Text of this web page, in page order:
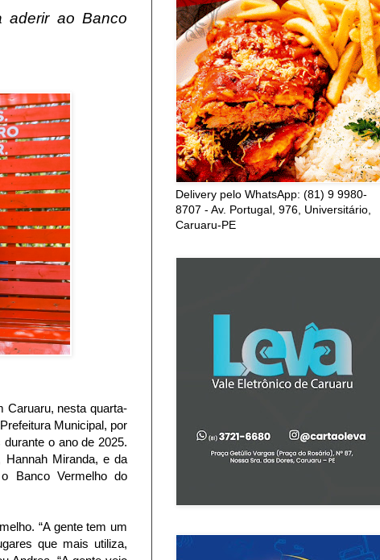
aderir ao Banco
Caruaru, nesta quarta-
Municipal, por
o ano de 2025.
Hannah Miranda, e da
Banco Vermelho do
“A gente tem um
que mais utiliza,
Delivery pelo WhatsApp: (81) 9 9980-
8707 - Av. Portugal, 976, Universitário,
Caruaru-PE